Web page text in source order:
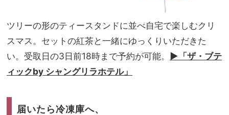
ツリーの形のティースタンドに並べ自宅で楽しむクリ
スマス。セットの紅茶と一緒にゆっくりいただきた
い。受取日の3日前18時まで予約が可能。 ▶︎「ザ・ブテ
ィックby シャングリラホテル」
届いたら冷凍庫へ、